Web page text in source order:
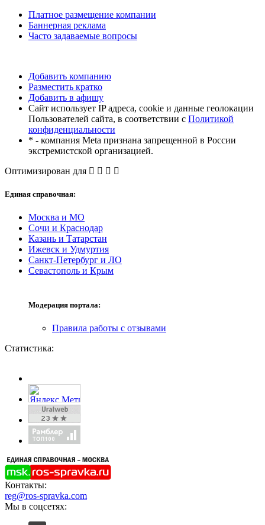
Платное размещение компании
Баннерная реклама
Часто задаваемые вопросы
Добавить компанию
Разместить кратко
Добавить в афишу
Сайт использует IP адреса, cookie и данные геолокации
Пользователей сайта, в соответствии с Политикой
конфиденциальности
* - компания Meta признана запрещенной в России
экстремистской организацией.
Оптимизирован для
Единая справочная:
Москва и МО
Сочи и Краснодар
Казань и Татарстан
Ижевск и Удмуртия
Санкт-Петербург и ЛО
Севастополь и Крым
Модерация портала:
Правила работы с отзывами
Статистика:
Контакты:
reg@ros-spravka.com
Мы в соцсетях: